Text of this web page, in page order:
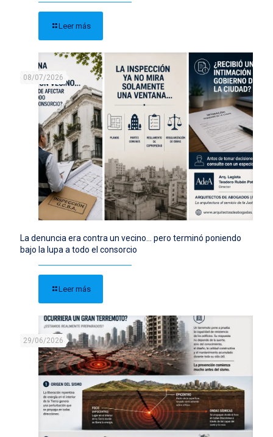
Leer más
08/07/2026
La denuncia era contra un vecino… pero terminó poniendo
bajo la lupa a todo el consorcio
Leer más
29/06/2026